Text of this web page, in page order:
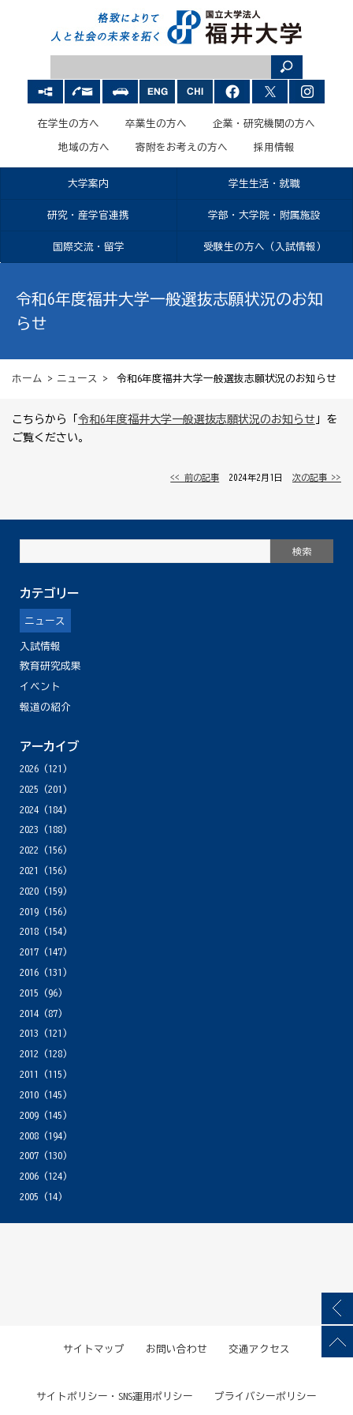
在学生の方へ 卒業生の方へ 企業・研究機関の方へ
地域の方へ 寄附をお考えの方へ 採用情報
大学案内 学生生活・就職
研究・産学官連携 学部・大学院・附属施設
国際交流・留学 受験生の方へ（入試情報）
令和6年度福井大学一般選抜志願状況のお知
らせ
ホーム > ニュース > 令和6年度福井大学一般選抜志願状況のお知らせ
こちらから「 令和6年度福井大学一般選抜志願状況のお知らせ」を
ご覧ください。
<< 前の記事 │ 2024年2月1日 │次の記事 >>
カテゴリー
ニュース
入試情報
教育研究成果
イベント
報道の紹介
アーカイブ
2026(121)
2025 (201)
2024(184)
2023 (188)
2022 (156)
2021
(156)
2020(159)
2019(156)
2018(154)
2017(147)
2016(131)
2015 (96)
2014(87)
2013 (121)
2012 (128)
2011
(115)
2010(145)
2009(145)
2008(194)
2007(130)
2006(124)
2005 (14)
サイトマップ お問い合わせ 交通アクセス
サイトポリシー・SNS運用ポリシー プライバシーポリシー